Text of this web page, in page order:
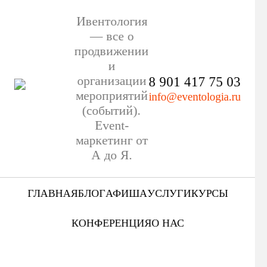
Ивентология
— все о
продвижении
и
организации
мероприятий
(событий).
Event-
маркетинг от
А до Я.
8 901 417 75 03
info@eventologia.ru
ГЛАВНАЯБЛОГ
Ниша
АФИШАУСЛУГИКУРСЫ
КОНФЕРЕНЦИЯО НАС